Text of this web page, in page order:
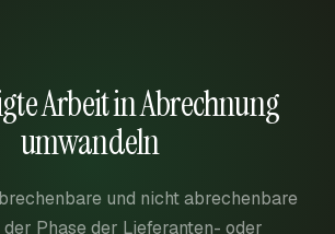
Arbeit in Abrechnung
umwandeln
und nicht abrechenbare
Phase der Lieferanten- oder